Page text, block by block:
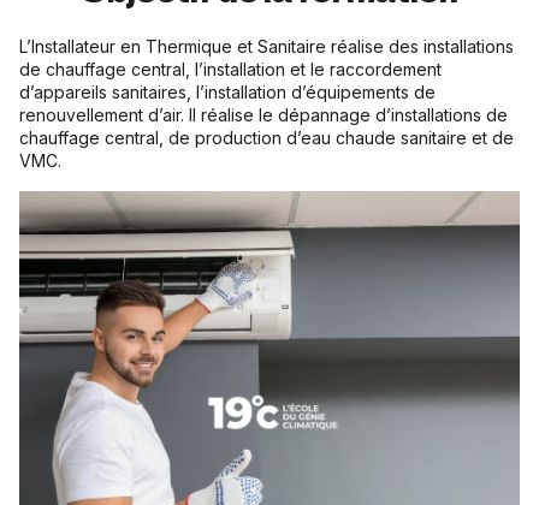
L’Installateur en Thermique et Sanitaire réalise des installations
de chauffage central, l’installation et le raccordement
d’appareils sanitaires, l’installation d’équipements de
renouvellement d’air. Il réalise le dépannage d’installations de
chauffage central, de production d’eau chaude sanitaire et de
VMC.